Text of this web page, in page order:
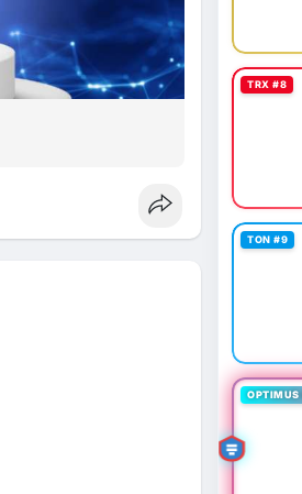
TRX #8
TON #9
OPTIMUS